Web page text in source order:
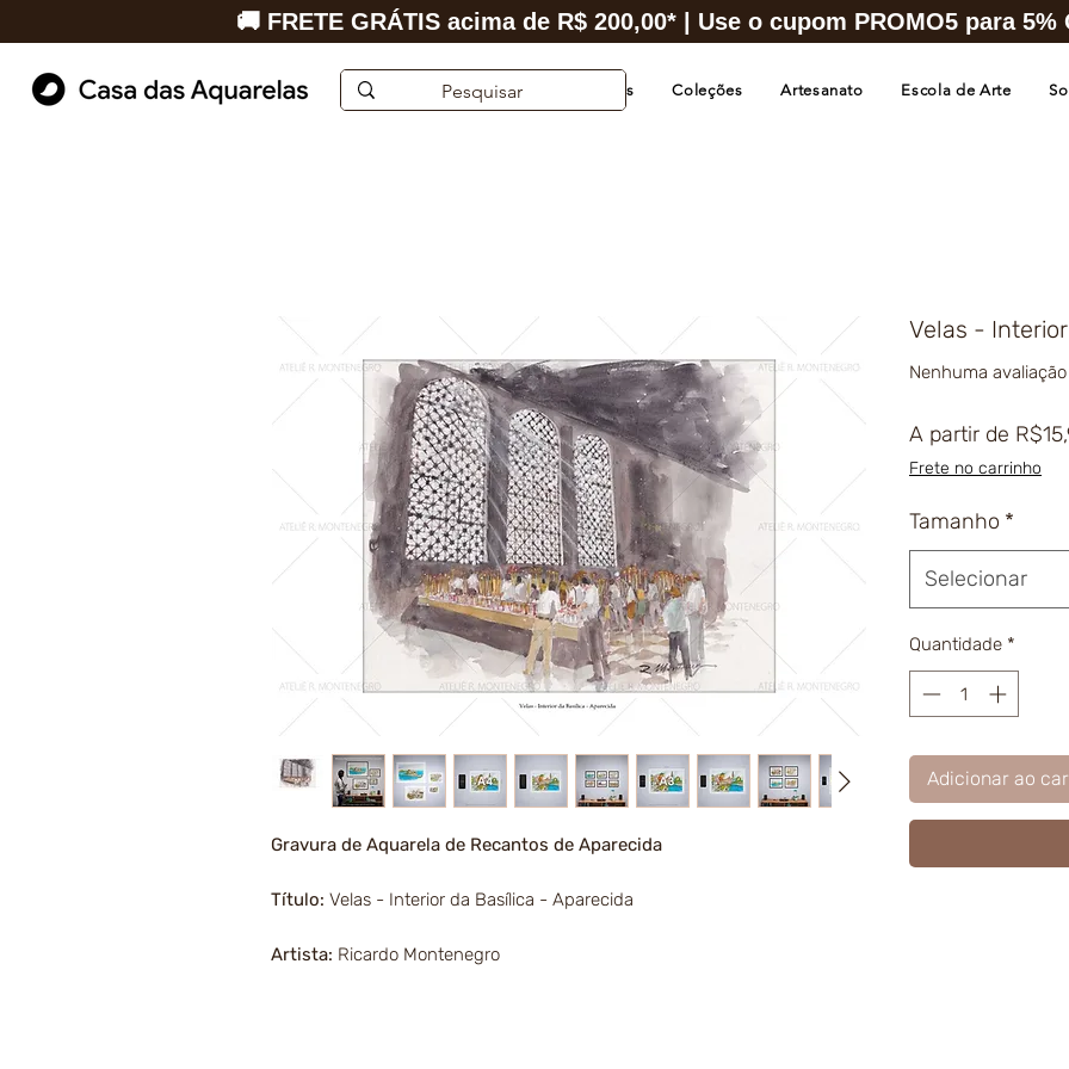
Aquarelas de Cidades Coleções Artesanato Escola de Arte
🚚 FRETE GRÁTIS acima de R$ 200,00* | Use o cupom PROMO5 para
Gravura de Aquarela de Recantos de Aparecida
Título: Velas - Interior da Basílica - Aparecida
Artista: Ricardo Montenegro
Velas -
Nenhuma avaliação
A partir de
Frete no carrinho
Tamanho *
Selecionar
Quantidade *
Adicionar ao